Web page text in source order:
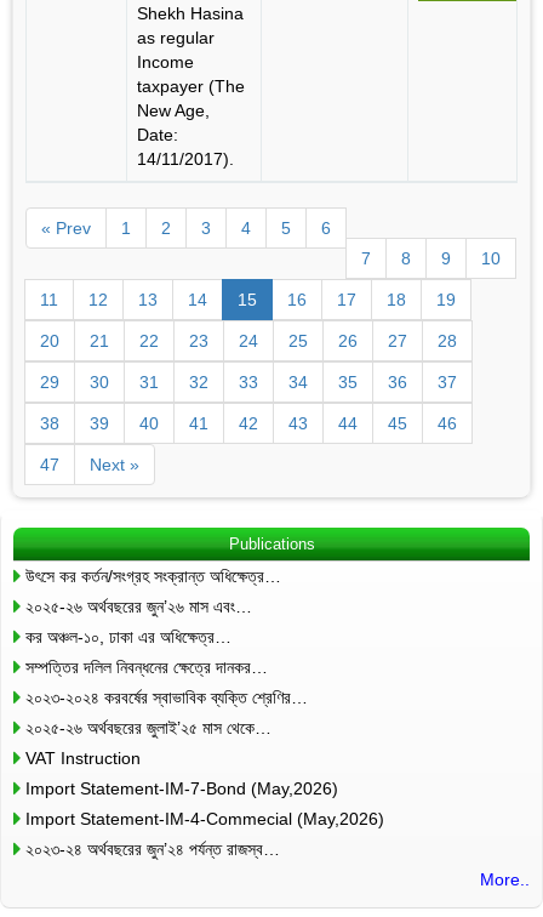
Shekh Hasina
as regular
Income
taxpayer (The
New Age,
Date:
14/11/2017).
« Prev 1 2 3 4 5
6
7
8 9 10
11 12 13 14 15 16 17 18 19
20 21 22 23 24 25 26 27 28
29 30 31 32 33 34 35 36 37
38 39 40 41 42 43 44 45 46
47 Next »
Publications
উৎসে কর কর্তন/সংগ্রহ সংক্রান্ত অধিক্ষেত্র…
২০২৫-২৬ অর্থবছরের জুন’২৬ মাস এবং…
কর অঞ্চল-১০, ঢাকা এর অধিক্ষেত্র…
সম্পত্তির দলিল নিবন্ধনের ক্ষেত্রে দানকর…
২০২৩-২০২৪ করবর্ষের স্বাভাবিক ব্যক্তি শ্রেণির…
২০২৫-২৬ অর্থবছরের জুলাই’২৫ মাস থেকে…
VAT Instruction
Import Statement-IM-7-Bond (May,2026)
Import Statement-IM-4-Commecial (May,2026)
২০২৩-২৪ অর্থবছরের জুন’২৪ পর্যন্ত রাজস্ব…
More..